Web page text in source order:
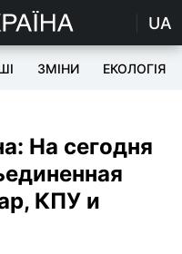
UA
ЗМІНИ ЕКОЛОГІЯ
На сегодня
КПУ и